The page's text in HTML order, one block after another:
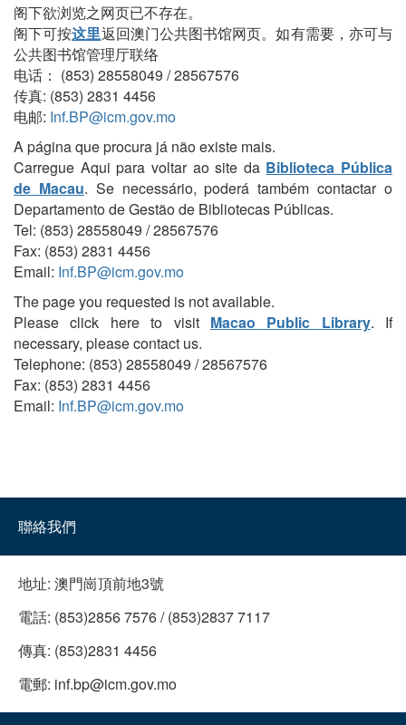
阁下欲浏览之网页已不存在。
阁下可按这里返回澳门公共图书馆网页。如有需要，亦可与
公共图书馆管理厅联络
电话： (853) 28558049 / 28567576
传真: (853) 2831 4456
电邮: Inf.BP@icm.gov.mo
A página que procura já não existe mais.
Carregue Aqui para voltar ao site da Biblioteca Pública
de Macau. Se necessário, poderá também contactar o
Departamento de Gestão de Bibliotecas Públicas.
Tel: (853) 28558049 / 28567576
Fax: (853) 2831 4456
Email: Inf.BP@icm.gov.mo
The page you requested is not available.
Please click here to visit Macao Public Library. If
necessary, please contact us.
Telephone: (853) 28558049 / 28567576
Fax: (853) 2831 4456
Email: Inf.BP@icm.gov.mo
聯絡我們
地址: 澳門崗頂前地3號
電話: (853)2856 7576 / (853)2837 7117
傳真: (853)2831 4456
電郵: inf.bp@icm.gov.mo